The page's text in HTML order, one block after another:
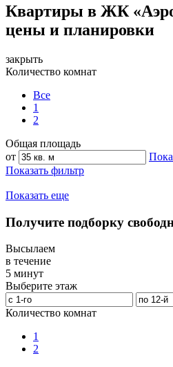
Квартиры в ЖК
цены и планировки
закрыть
Количество комнат
Все
1
2
Общая площадь
от
Показать фильтр
Показать еще
Получите подборку
Высылаем
в течение
5 минут
Выберите этаж
Количество комнат
1
2